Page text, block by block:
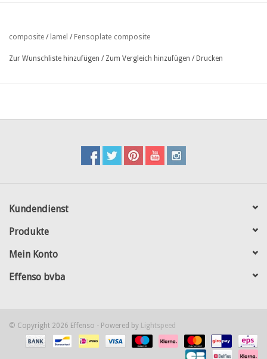
composite / lamel / Fensoplate composite
Zur Wunschliste hinzufügen / Zum Vergleich hinzufügen / Drucken
Kundendienst
Produkte
Mein Konto
Effenso bvba
© Copyright 2026 Effenso - Powered by Lightspeed